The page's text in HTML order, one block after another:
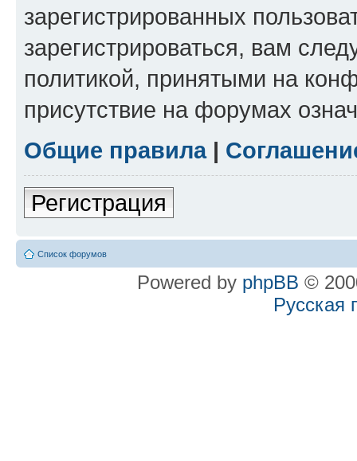
зарегистрированных
зарегистрироваться, вам
политикой, принятыми на
присутствие на форумах
Общие правила|
Регистрация
Список форумов
Powered by phpBB ©
Русская